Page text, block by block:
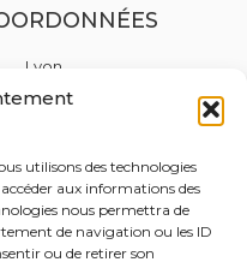
utilisons des technologies
aux informations des
nous permettra de
de navigation ou les ID
ou de retirer son
Lyon
35 Rue de Marseille,
40 Pl. du Théâtre, 59800
Lille
Paris
8 Rue des Pirogues de